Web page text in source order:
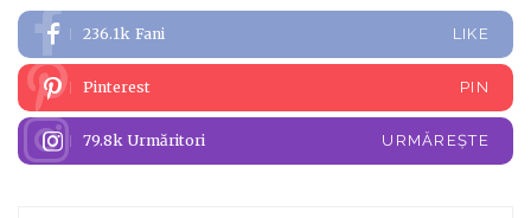
236.1k Fani LIKE
Pinterest PIN
79.8k Urmăritori URMĂREȘTE